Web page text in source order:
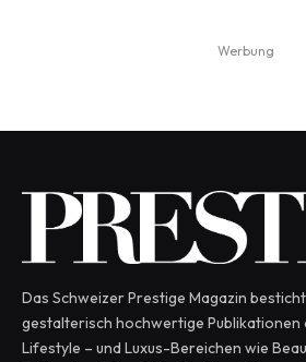
Werbung
Das Schweizer Prestige Magazin
gestalterisch hochwertige Publikationen
Lifestyle – und Luxus-Bereichen wie